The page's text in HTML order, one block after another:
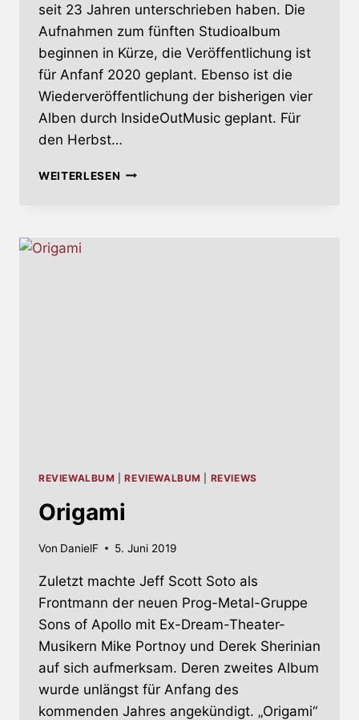
seit 23 Jahren unterschrieben haben. Die
Aufnahmen zum fünften Studioalbum
beginnen in Kürze, die Veröffentlichung ist
für Anfanf 2020 geplant. Ebenso ist die
Wiederveröffentlichung der bisherigen vier
Alben durch InsideOutMusic geplant. Für
den Herbst…
WEITERLESENPSYCHOTIC
REVIEWALBUM |REVIEWALBUM REVIEWS
Origami
Von DanielF 5. Juni 2019
Zuletzt machte Jeff Scott Soto als
Frontmann der neuen Prog-Metal-Gruppe
Sons of Apollo mit Ex-Dream-Theater-
Musikern Mike Portnoy und Derek Sherinian
auf sich aufmerksam. Deren zweites Album
wurde unlängst für Anfang des
kommenden Jahres angekündigt. „Origami“